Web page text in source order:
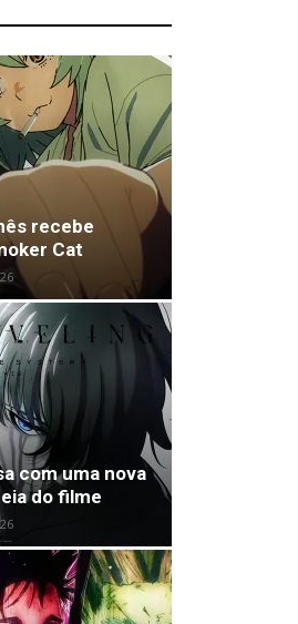
recebe
Cat
com uma nova
do filme